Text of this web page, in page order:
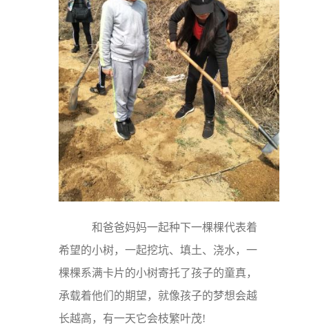
和爸爸妈妈一起种下一棵棵代表着
希望的小树，一起挖坑、填土、浇水，一
棵棵系满卡片的小树寄托了孩子的童真，
承载着他们的期望，就像孩子的梦想会越
长越高，有一天它会枝繁叶茂!